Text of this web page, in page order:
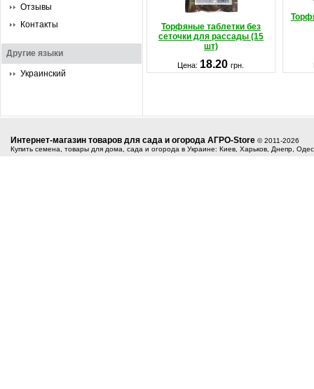
Отзывы
Контакты
Другие языки
Украинский
Торфяные таблетки без
сеточки для рассады (15
шт)
Цена: 18.20грн.
Интернет-магазин товаров для сада и огорода АГРО-Store © 2011-2026
Купить семена, товары для дома, сада и огорода в Украине: Киев, Харьков, Днепр,